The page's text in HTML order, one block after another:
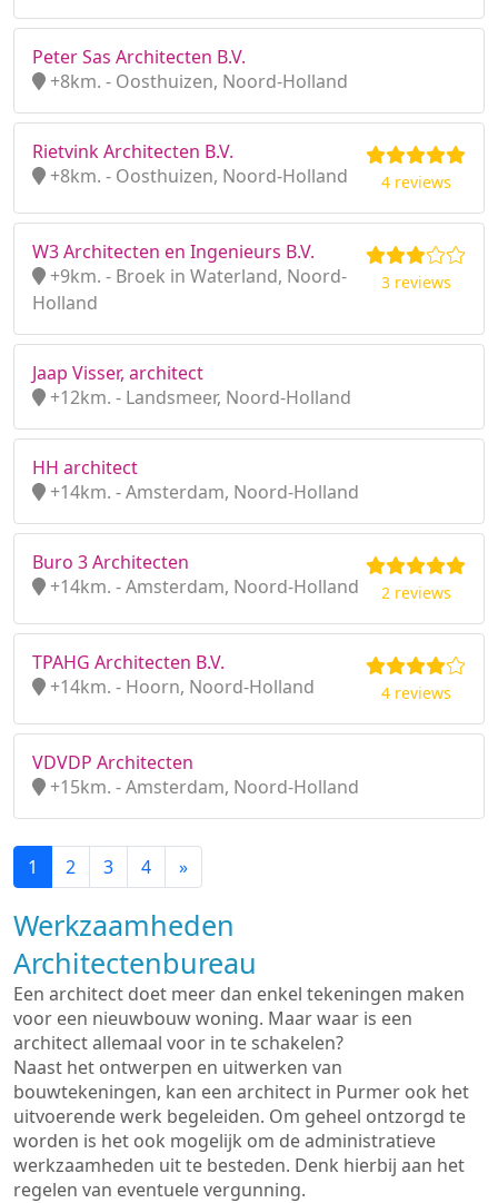
Peter Sas Architecten B.V.
+8km. - Oosthuizen, Noord-Holland
Rietvink Architecten B.V.
+8km. - Oosthuizen, Noord-Holland
4 reviews
W3 Architecten en Ingenieurs B.V.
+9km. - Broek in Waterland, Noord-
Holland
3 reviews
Jaap Visser, architect
+12km. - Landsmeer, Noord-Holland
HH architect
+14km. - Amsterdam, Noord-Holland
Buro 3 Architecten
+14km. - Amsterdam, Noord-Holland
2 reviews
TPAHG Architecten B.V.
+14km. - Hoorn, Noord-Holland
4 reviews
VDVDP Architecten
+15km. - Amsterdam, Noord-Holland
1 2 3 4 »
Werkzaamheden
Architectenbureau
Een architect doet meer dan enkel tekeningen maken
voor een nieuwbouw woning. Maar waar is een
architect allemaal voor in te schakelen?
Naast het ontwerpen en uitwerken van
bouwtekeningen, kan een architect in Purmer ook het
uitvoerende werk begeleiden. Om geheel ontzorgd te
worden is het ook mogelijk om de administratieve
werkzaamheden uit te besteden. Denk hierbij aan het
regelen van eventuele vergunning.